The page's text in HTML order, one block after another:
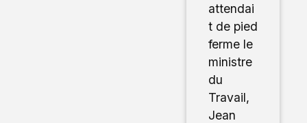
attendai
t de pied
ferme le
ministre
du
Travail,
Jean